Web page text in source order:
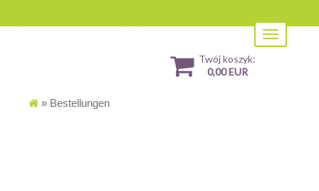
Toggle
navigation
Twój koszyk:
0,00 EUR
» Bestellungen